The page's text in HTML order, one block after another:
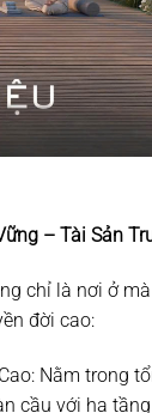
– Tài Sản
chỉ là nơi ở
đời cao:
Nằm trong
cầu với hạ